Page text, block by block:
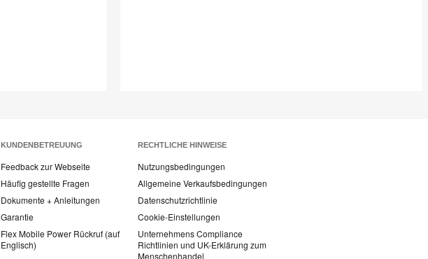
KUNDENBETREUUNG
Feedback zur Webseite
Häufig gestellte Fragen
Dokumente + Anleitungen
Garantie
Flex Mobile Power Rückruf (auf
Englisch)
RECHTLICHE HINWEISE
Nutzungsbedingungen
Allgemeine Verkaufsbedingungen
Datenschutzrichtlinie
Cookie-Einstellungen
Unternehmens Compliance
Richtlinien und UK-Erklärung zum
Menschenhandel